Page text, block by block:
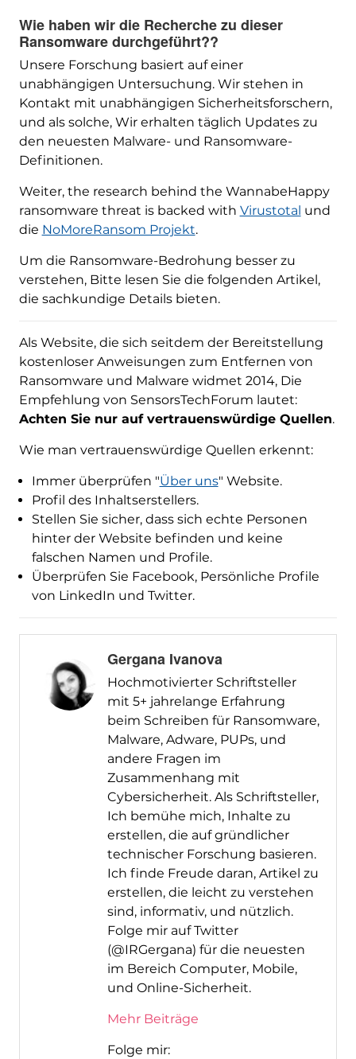
Wie haben wir die Recherche zu dieser
Ransomware durchgeführt??
Unsere Forschung basiert auf einer
unabhängigen Untersuchung. Wir stehen in
Kontakt mit unabhängigen Sicherheitsforschern,
und als solche, Wir erhalten täglich Updates zu
den neuesten Malware- und Ransomware-
Definitionen.
Weiter, the research behind the WannabeHappy
ransomware threat is backed with Virustotal und
die NoMoreRansom Projekt.
Um die Ransomware-Bedrohung besser zu
verstehen, Bitte lesen Sie die folgenden Artikel,
die sachkundige Details bieten.
Als Website, die sich seitdem der Bereitstellung
kostenloser Anweisungen zum Entfernen von
Ransomware und Malware widmet 2014, Die
Empfehlung von SensorsTechForum lautet:
Achten Sie nur auf vertrauenswürdige Quellen.
Wie man vertrauenswürdige Quellen erkennt:
Immer überprüfen "Über uns" Website.
Profil des Inhaltserstellers.
Stellen Sie sicher, dass sich echte Personen
hinter der Website befinden und keine
falschen Namen und Profile.
Überprüfen Sie Facebook, Persönliche Profile
von LinkedIn und Twitter.
Gergana Ivanova
Hochmotivierter Schriftsteller
mit 5+ jahrelange Erfahrung
beim Schreiben für Ransomware,
Malware, Adware, PUPs, und
andere Fragen im
Zusammenhang mit
Cybersicherheit. Als Schriftsteller,
Ich bemühe mich, Inhalte zu
erstellen, die auf gründlicher
technischer Forschung basieren.
Ich finde Freude daran, Artikel zu
erstellen, die leicht zu verstehen
sind, informativ, und nützlich.
Folge mir auf Twitter
(@IRGergana) für die neuesten
im Bereich Computer, Mobile,
und Online-Sicherheit.
Mehr Beiträge
Folge mir: